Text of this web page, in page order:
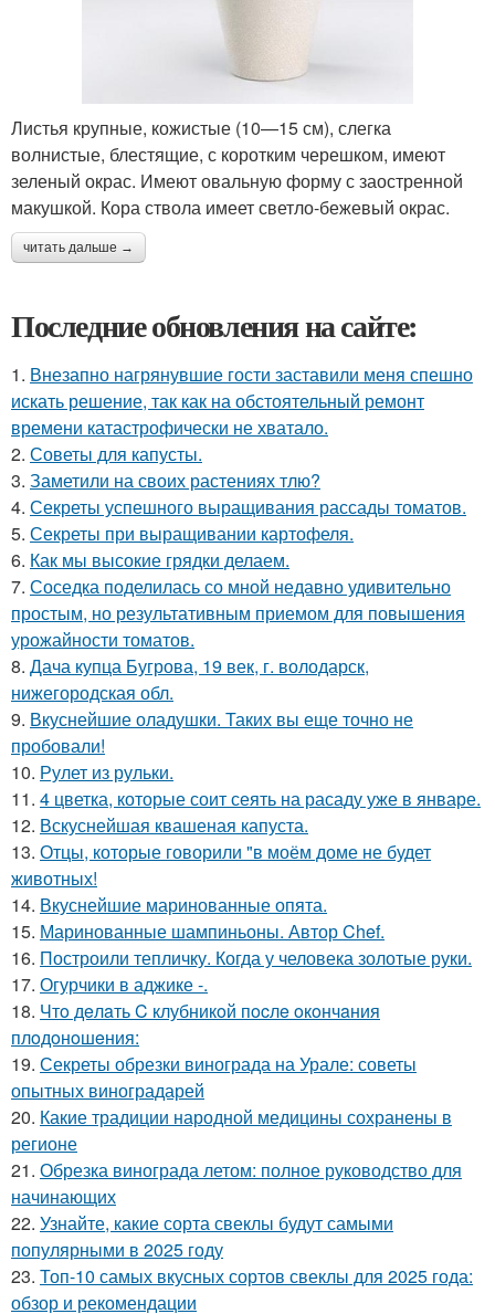
Листья крупные, кожистые (10—15 см), слегка
волнистые, блестящие, с коротким черешком, имеют
зеленый окрас. Имеют овальную форму с заостренной
макушкой. Кора ствола имеет светло-бежевый окрас.
читать дальше →
Последние обновления на сайте:
1. Внезапно нагрянувшие гости заставили меня спешно
искать решение, так как на обстоятельный ремонт
времени катастрофически не хватало.
2. Советы для капусты.
3. Заметили на своих растениях тлю?
4. Секреты успешного выращивания рассады томатов.
5. Секреты при выращивании картофеля.
6. Как мы высокие грядки делаем.
7. Соседка поделилась со мной недавно удивительно
простым, но результативным приемом для повышения
урожайности томатов.
8. Дача купца Бугрова, 19 век, г. володарск,
нижегородская обл.
9. Вкуснейшие оладушки. Таких вы еще точно не
пробовали!
10. Рулет из рульки.
11. 4 цветка, которые соит сеять на расаду уже в январе.
12. Вскуснейшая квашеная капуста.
13. Отцы, которые говорили "в моём доме не будет
животных!
14. Вкуснейшие маринованные опята.
15. Маринованные шампиньоны. Автор Chef.
16. Построили тепличку. Когда у человека золотые руки.
17. Огурчики в аджике -.
18. Чтo дeлaть C клубникoй пocлe oкoнчaния
плoдoнoшeния:
19. Секреты обрезки винограда на Урале: советы
опытных виноградарей
20. Какие традиции народной медицины сохранены в
регионе
21. Обрезка винограда летом: полное руководство для
начинающих
22. Узнайте, какие сорта свеклы будут самыми
популярными в 2025 году
23. Топ-10 самых вкусных сортов свеклы для 2025 года:
обзор и рекомендации